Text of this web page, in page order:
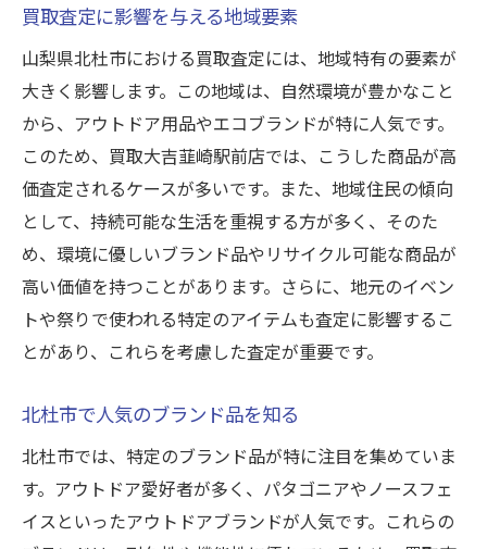
オンラインとオフラインを組み合わせた売
却戦略
地元イベントを利用した売却促進
地元の口コミを活かした買取広告
プロのバイヤーが語る高価買取の流れと戦略
査定前に行うべきチェックリスト
買取交渉のステップとテクニック
バイヤー視点の価値評価基準
高価買取に向けた準備と心構え
査定後のフォローアップ法
買取成功事例から学ぶ教訓
信頼できる店を選ぶための基準
口コミと評判を確認する方法
買取査定に影響を与える地域要素
山梨県北杜市における買取査定には、地域特有の要素が
大きく影響します。この地域は、自然環境が豊かなこと
から、アウトドア用品やエコブランドが特に人気です。
このため、買取大吉韮崎駅前店では、こうした商品が高
価査定されるケースが多いです。また、地域住民の傾向
として、持続可能な生活を重視する方が多く、そのた
め、環境に優しいブランド品やリサイクル可能な商品が
高い価値を持つことがあります。さらに、地元のイベン
トや祭りで使われる特定のアイテムも査定に影響するこ
とがあり、これらを考慮した査定が重要です。
北杜市で人気のブランド品を知る
北杜市では、特定のブランド品が特に注目を集めていま
す。アウトドア愛好者が多く、パタゴニアやノースフェ
イスといったアウトドアブランドが人気です。これらの